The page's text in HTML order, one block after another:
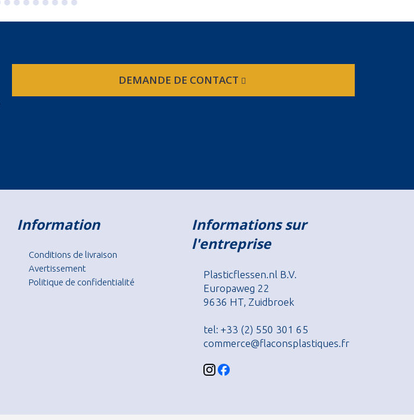
DEMANDE DE CONTACT
Information
Conditions de livraison
Avertissement
Politique de confidentialité
Informations sur
l'entreprise
Plasticflessen.nl B.V.
Europaweg 22
9636 HT, Zuidbroek
tel: +33 (2) 550 301 65
commerce@flaconsplastiques.fr